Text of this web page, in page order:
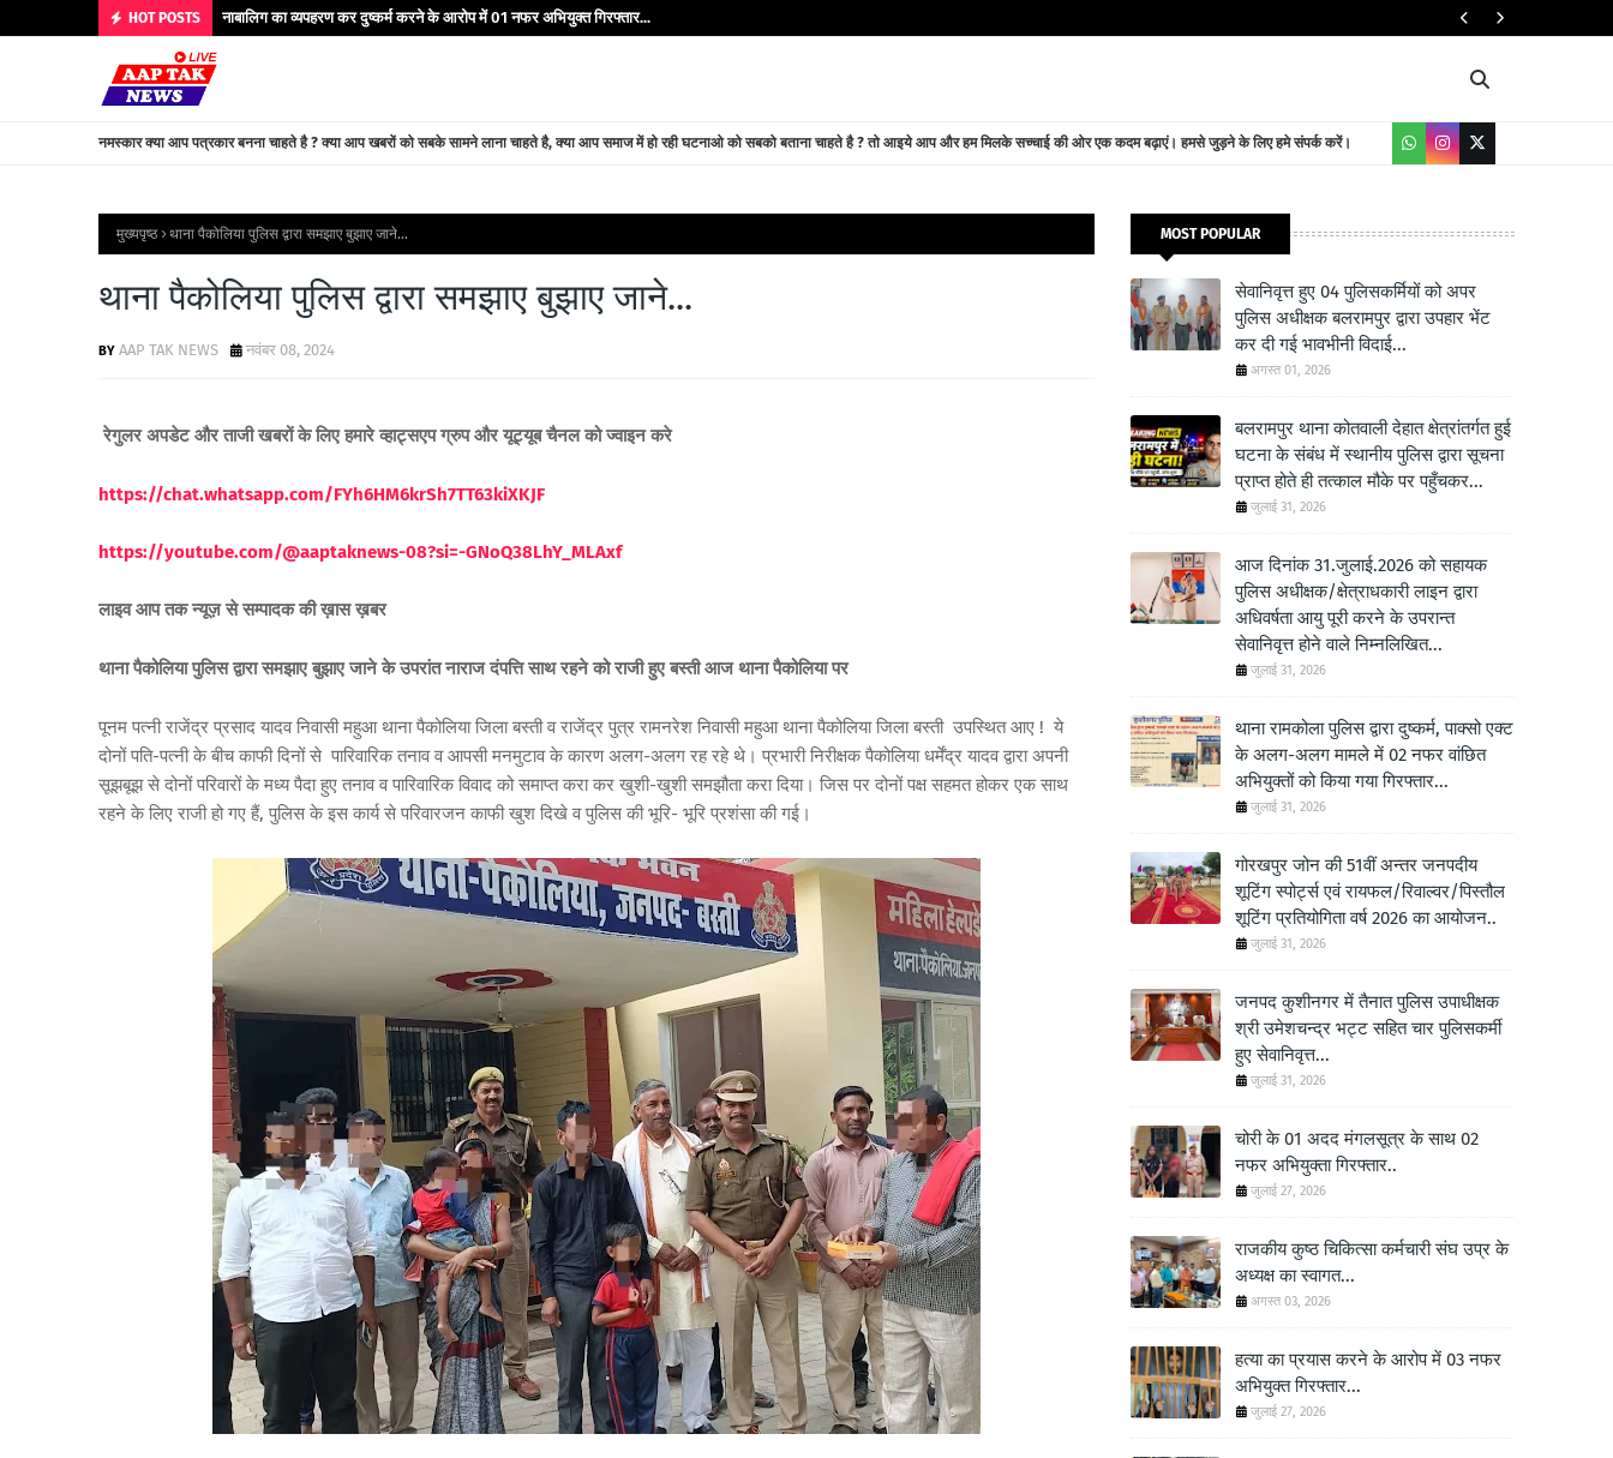
HOT POSTS नाबालिग का व्यपहरण कर दुष्कर्म करने के आरोप में 01 नफर अभियुक्त गिरफ्तार...
नमस्कार क्या आप पत्रकार बनना चाहते है ? क्या आप खबरों को सबके सामने लाना चाहते है, क्या आप समाज में हो रही घटनाओ को सबको बताना चाहते है ? तो आइये आप और हम मिलके सच्चाई की ओर एक कदम बढ़ाएं। हमसे जुड़ने के लिए हमे संपर्क करें।
मुख्यपृष्ठ थाना पैकोलिया पुलिस द्वारा समझाए बुझाए जाने...
थाना पैकोलिया पुलिस द्वारा समझाए बुझाए जाने...
AAP TAK NEWS नवंबर 08, 2024
रेगुलर अपडेट और ताजी खबरों के लिए हमारे व्हाट्सएप ग्रुप और यूट्यूब चैनल को ज्वाइन करे
https://chat.whatsapp.com/FYh6HM6krSh7TT63kiXKJF
https://youtube.com/@aaptaknews-08?si=-GNoQ38LhY_MLAxf
लाइव आप तक न्यूज़ से सम्पादक की ख़ास ख़बर
थाना पैकोलिया पुलिस द्वारा समझाए बुझाए जाने के उपरांत नाराज दंपत्ति साथ रहने को राजी हुए बस्ती आज थाना पैकोलिया पर
पूनम पत्नी राजेंद्र प्रसाद यादव निवासी महुआ थाना पैकोलिया जिला बस्ती व राजेंद्र पुत्र रामनरेश निवासी महुआ थाना पैकोलिया जिला बस्ती उपस्थित आए ! ये
दोनों पति-पत्नी के बीच काफी दिनों से पारिवारिक तनाव व आपसी मनमुटाव के कारण अलग-अलग रह रहे थे। प्रभारी निरीक्षक पैकोलिया धर्मेंद्र यादव द्वारा अपनी
सूझबूझ से दोनों परिवारों के मध्य पैदा हुए तनाव व पारिवारिक विवाद को समाप्त करा कर खुशी-खुशी समझौता करा दिया। जिस पर दोनों पक्ष सहमत होकर एक साथ
रहने के लिए राजी हो गए हैं, पुलिस के इस कार्य से परिवारजन काफी खुश दिखे व पुलिस की भूरि- भूरि प्रशंसा की गई।
MOST POPULAR
सेवानिवृत्त हुए 04 पुलिसकर्मियों को अपर
पुलिस अधीक्षक बलरामपुर द्वारा उपहार भेंट
कर दी गई भावभीनी विदाई...
अगस्त 01, 2026
बलरामपुर थाना कोतवाली देहात क्षेत्रांतर्गत हुई
घटना के संबंध में स्थानीय पुलिस द्वारा सूचना
प्राप्त होते ही तत्काल मौके पर पहुँचकर...
जुलाई 31, 2026
आज दिनांक 31.जुलाई.2026 को सहायक
पुलिस अधीक्षक/क्षेत्राधकारी लाइन द्वारा
अधिवर्षता आयु पूरी करने के उपरान्त
सेवानिवृत्त होने वाले निम्नलिखित...
जुलाई 31, 2026
थाना रामकोला पुलिस द्वारा दुष्कर्म, पाक्सो एक्ट
के अलग-अलग मामले में 02 नफर वांछित
अभियुक्तों को किया गया गिरफ्तार...
जुलाई 31, 2026
गोरखपुर जोन की 51वीं अन्तर जनपदीय
शूटिंग स्पोर्ट्स एवं रायफल/रिवाल्वर/पिस्तौल
शूटिंग प्रतियोगिता वर्ष 2026 का आयोजन..
जुलाई 31, 2026
जनपद कुशीनगर में तैनात पुलिस उपाधीक्षक
श्री उमेशचन्द्र भट्ट सहित चार पुलिसकर्मी
हुए सेवानिवृत्त...
जुलाई 31, 2026
चोरी के 01 अदद मंगलसूत्र के साथ 02
नफर अभियुक्ता गिरफ्तार..
जुलाई 27, 2026
राजकीय कुष्ठ चिकित्सा कर्मचारी संघ उप्र के
अध्यक्ष का स्वागत...
अगस्त 03, 2026
हत्या का प्रयास करने के आरोप में 03 नफर
अभियुक्त गिरफ्तार...
जुलाई 27, 2026